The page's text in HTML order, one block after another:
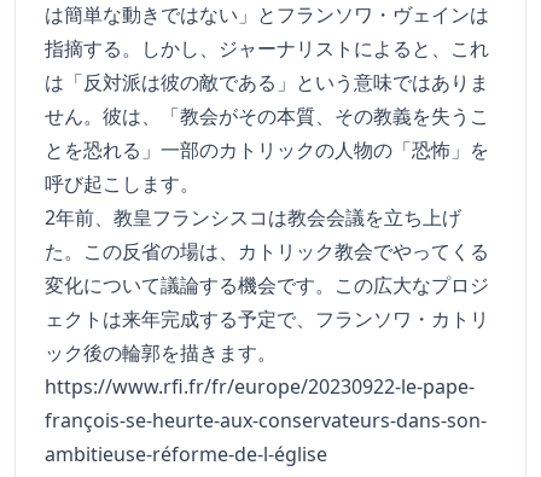
は簡単な動きではない」とフランソワ・ヴェインは
指摘する。しかし、ジャーナリストによると、これ
は「反対派は彼の敵である」という意味ではありま
せん。彼は、「教会がその本質、その教義を失うこ
とを恐れる」一部のカトリックの人物の「恐怖」を
呼び起こします。
2年前、教皇フランシスコは教会会議を立ち上げ
た。この反省の場は、カトリック教会でやってくる
変化について議論する機会です。この広大なプロジ
ェクトは来年完成する予定で、フランソワ・カトリ
ック後の輪郭を描きます。
https://www.rfi.fr/fr/europe/20230922-le-pape-
françois-se-heurte-aux-conservateurs-dans-son-
ambitieuse-réforme-de-l-église